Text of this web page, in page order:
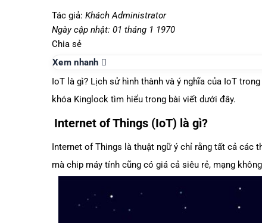
Tác giả: Khách Administrator
Ngày cập nhật: 01 tháng 1 1970
Chia sẻ
Xem nhanh
IoT là gì? Lịch sử hình thành và ý nghĩa của IoT
khóa Kinglock tìm hiểu trong bài viết dưới đây.
Internet of Things (IoT) là gì?
Internet of Things là thuật ngữ ý chỉ rằng tất cả các
mà chip máy tính cũng có giá cả siêu rẻ, mạng